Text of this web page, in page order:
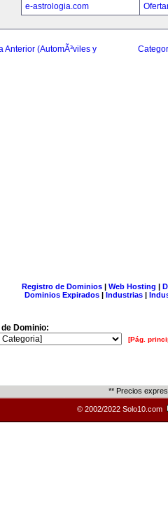
e-astrologia.com
Anterior (AutomÃ³viles y
Registro de Dominios| Web Hosting |
Dominios Expirados | Industrias |
Dominio:
[Pág.
** Precios
© 2002/2022 Solo10.com